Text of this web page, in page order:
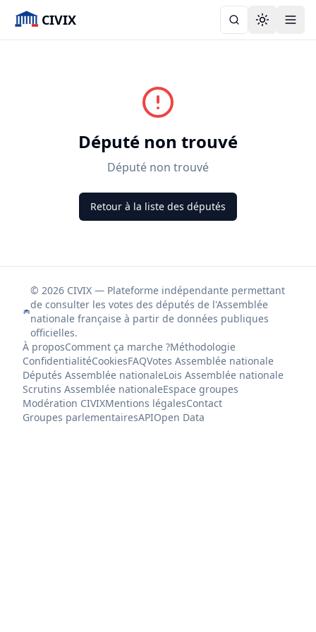
CIVIX Toggle
Député non trouvé
Député non trouvé
Retour à la liste des députés
© 2026 CIVIX — Plateforme indépendante permettant
de consulter les votes des députés de l'Assemblée
nationale française à partir de données publiques
officielles.
À proposComment ça marche ?Méthodologie
ConfidentialitéCookiesFAQVotes Assemblée nationale
Députés Assemblée nationaleLois Assemblée nationale
Scrutins Assemblée nationaleEspace groupes
Modération CIVIXMentions légalesContact
Groupes parlementairesAPIOpen Data